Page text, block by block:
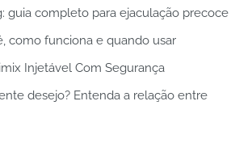
guia completo para ejaculação precoce
como funciona e quando usar
Injetável Com Segurança
desejo? Entenda a relação entre